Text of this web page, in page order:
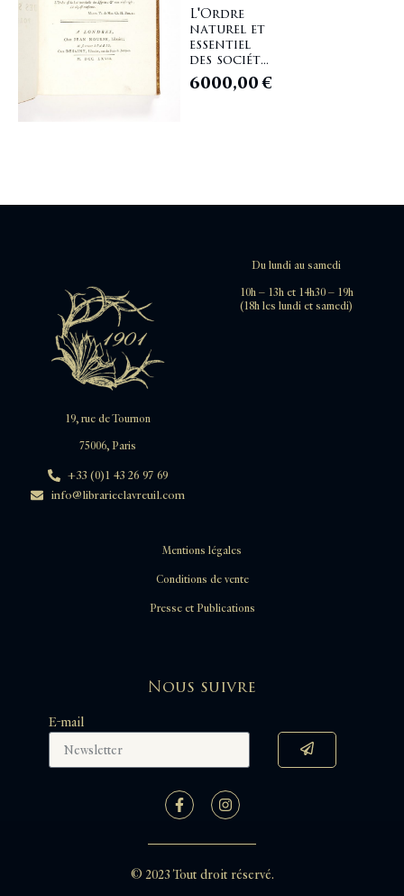
L'Ordre
naturel et
essentiel
des sociét...
6000,00€
Du lundi au samedi
10h – 13h et 14h30 – 19h
(18h les lundi et samedi)
19, rue de Tournon
75006, Paris
+33 (0)1 43 26 97 69
info@librarieclavreuil.com
Mentions légales
Conditions de vente
Presse et Publications
Nous suivre
E-mail
© 2023 Tout droit réservé.